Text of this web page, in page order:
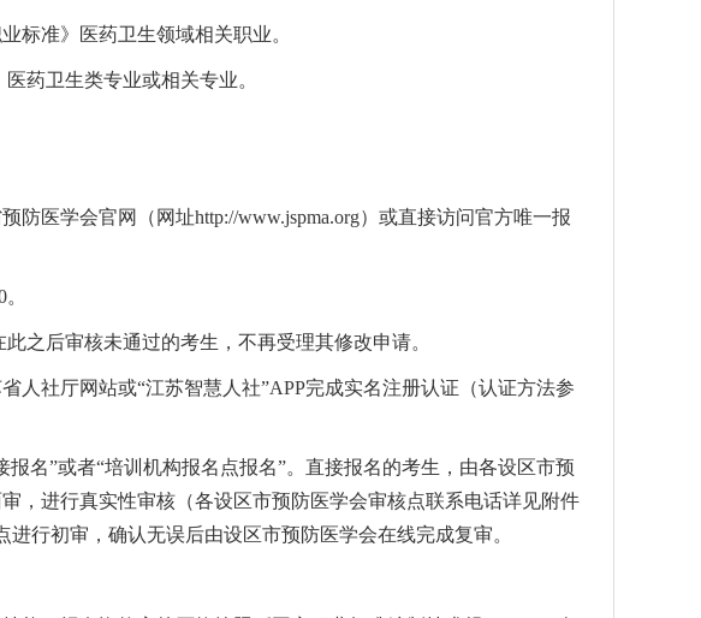
标准》医药卫生领域相关职业。
药卫生类专业或相关专业。
防医学会官网（网址http://www.jspma.org）或直接访问官方唯一报
之后审核未通过的考生，不再受理其修改申请。
人社厅网站或“江苏智慧人社”APP完成实名注册认证（认证方法参
名”或者“培训机构报名点报名”。直接报名的考生，由各设区市预
，进行真实性审核（各设区市预防医学会审核点联系电话详见附件
行初审，确认无误后由设区市预防医学会在线完成复审。